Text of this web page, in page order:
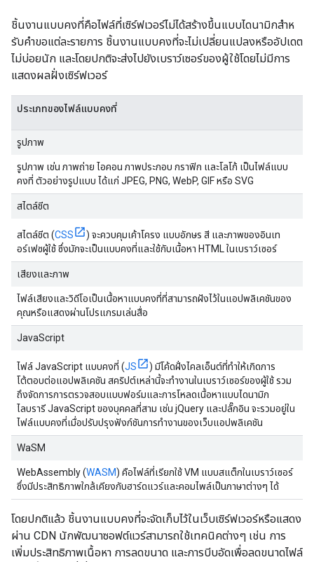
ชิ้นงานแบบคงที่คือไฟล์ที่เซิร์ฟเวอร์ไม่ได้สร้างขึ้นแบบไดนามิกสําห
รับคําขอแต่ละรายการ ชิ้นงานแบบคงที่จะไม่เปลี่ยนแปลงหรืออัปเดต
ไม่บ่อยนัก และโดยปกติจะส่งไปยังเบราว์เซอร์ของผู้ใช้โดยไม่มีการ
แสดงผลฝั่งเซิร์ฟเวอร์
ประเภทของไฟล์แบบคงที่
รูปภาพ
รูปภาพ เช่น ภาพถ่าย ไอคอน ภาพประกอบ กราฟิก และโลโก้ เป็นไฟล์แบบ
คงที่ ตัวอย่างรูปแบบ ได้แก่ JPEG, PNG, WebP, GIF หรือ SVG
สไตล์ชีต
สไตล์ชีต (CSS
) จะควบคุมเค้าโครง แบบอักษร สี และภาพของอินเท
อร์เฟซผู้ใช้ ซึ่งมักจะเป็นแบบคงที่และใช้กับเนื้อหา HTML ในเบราว์เซอร์
เสียงและภาพ
ไฟล์เสียงและวิดีโอเป็นเนื้อหาแบบคงที่ที่สามารถฝังไว้ในแอปพลิเคชันของ
คุณหรือแสดงผ่านโปรแกรมเล่นสื่อ
JavaScript
ไฟล์ JavaScript แบบคงที่ (JS
) มีโค้ดฝั่งไคลเอ็นต์ที่ทำให้เกิดการ
โต้ตอบต่อแอปพลิเคชัน สคริปต์เหล่านี้จะทำงานในเบราว์เซอร์ของผู้ใช้ รวม
ถึงจัดการการตรวจสอบแบบฟอร์มและการโหลดเนื้อหาแบบไดนามิก
ไลบรารี JavaScript ของบุคคลที่สาม เช่น jQuery และปลั๊กอิน จะรวมอยู่ใน
ไฟล์แบบคงที่เมื่อปรับปรุงฟังก์ชันการทำงานของเว็บแอปพลิเคชัน
WaSM
WebAssembly (WASM) คือไฟล์ที่เรียกใช้ VM แบบสแต็กในเบราว์เซอร์
ซึ่งมีประสิทธิภาพใกล้เคียงกับฮาร์ดแวร์และคอมไพล์เป็นภาษาต่างๆ ได้
โดยปกติแล้ว ชิ้นงานแบบคงที่จะจัดเก็บไว้ในเว็บเซิร์ฟเวอร์หรือแสดง
ผ่าน CDN นักพัฒนาซอฟต์แวร์สามารถใช้เทคนิคต่างๆ เช่น การ
เพิ่มประสิทธิภาพเนื้อหา การลดขนาด และการบีบอัดเพื่อลดขนาดไฟล์